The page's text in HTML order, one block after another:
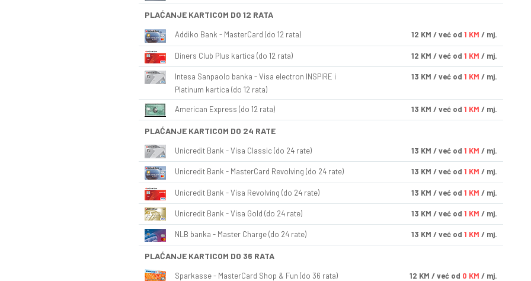
PLAĆANJE KARTICOM DO 12 RATA
Addiko Bank - MasterCard (do 12 rata) 12 KM / već od 1 KM / mj.
Diners Club Plus kartica (do 12 rata) 12 KM / već od 1 KM / mj.
Intesa Sanpaolo banka - Visa electron INSPIRE i
Platinum kartica (do 12 rata)
13 KM / već od 1 KM / mj.
American Express (do 12 rata) 13 KM / već od 1 KM / mj.
PLAĆANJE KARTICOM DO 24 RATE
Unicredit Bank - Visa Classic (do 24 rate) 13 KM / već od 1 KM / mj.
Unicredit Bank - MasterCard Revolving (do 24 rate) 13 KM / već od 1 KM / mj.
Unicredit Bank - Visa Revolving (do 24 rate) 13 KM / već od 1 KM / mj.
Unicredit Bank - Visa Gold (do 24 rate) 13 KM / već od 1 KM / mj.
NLB banka - Master Charge (do 24 rate) 13 KM / već od 1 KM / mj.
PLAĆANJE KARTICOM DO 36 RATA
Sparkasse - MasterCard Shop & Fun (do 36 rata) 12 KM / već od 0 KM / mj.